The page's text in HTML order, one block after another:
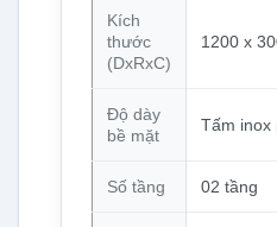
Kích
thước
(DxRxC)
1200 x
Độ dày
bề mặt
Tấm inox
Số tầng 02 tầng